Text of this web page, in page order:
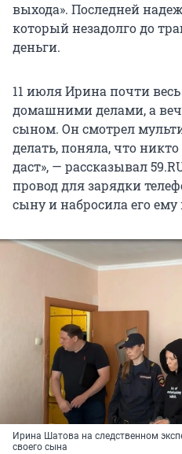
выхода». Последней
который незадолго до
деньги.
11 июля Ирина почти
домашними делами, а
сыном. Он смотрел
делать, поняла, что никто
даст», — рассказывал
провод для зарядки
сыну и набросила его
Ирина Шатова на следственном
своего сына